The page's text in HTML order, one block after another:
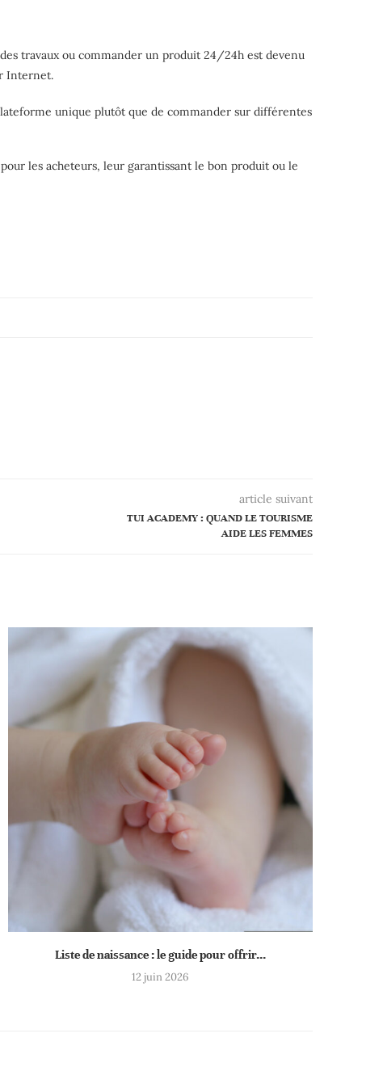
travaux ou commander un produit 24/24h est devenu
Internet.
unique plutôt que de commander sur différentes
les acheteurs, leur garantissant le bon produit ou le
article suivant
TUI ACADEMY : QUAND LE TOURISME
AIDE LES FEMMES
Liste de naissance : le guide pour offrir...
12 juin 2026